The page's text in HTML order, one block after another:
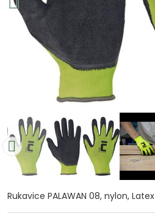
Rukavice PALAWAN 08, nylon, Latex